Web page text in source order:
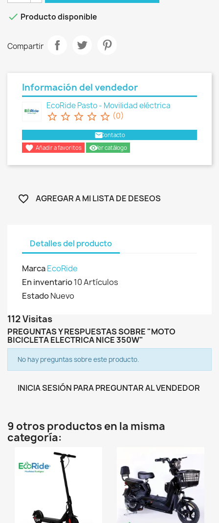
 Producto disponible
Compartir
Información del vendedor
EcoRide Pasto - Movilidad eléctrica
star_border star_border star_border star_border star_border (0)
emailContacto
 Añadir a favoritos remove_red_eyeVer catálogo
favorite_border AGREGAR A MI LISTA DE DESEOS
Detalles del producto
MarcaEcoRide
En inventario10 Artículos
EstadoNuevo
112 Visitas
PREGUNTAS Y RESPUESTAS SOBRE "MOTO
BICICLETA ELECTRICA NICE 350W"
No hay preguntas sobre este producto.
INICIA SESIÓN PARA PREGUNTAR AL VENDEDOR
9 otros productos en la misma
categoría:
favorite_border